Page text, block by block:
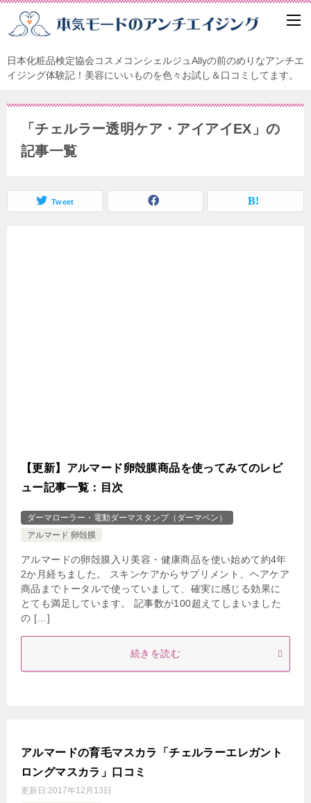
日本化粧品検定協会コスメコンシェルジュAllyの前のめりなアンチエ
イジング体験記！美容にいいものを色々お試し＆口コミしてます。
「チェルラー透明ケア・アイアイEX」の
記事一覧
Tweet
【更新】アルマード卵殻膜商品を使ってみてのレビ
ュー記事一覧：目次
ダーマローラー・電動ダーマスタンプ（ダーマペン）
アルマード 卵殻膜
アルマードの卵殻膜入り美容・健康商品を使い始めて約4年
2か月経ちました。 スキンケアからサプリメント、ヘアケア
商品までトータルで使っていまして、確実に感じる効果に
とても満足しています。 記事数が100超えてしまいました
の […]
続きを読む
アルマードの育毛マスカラ「チェルラーエレガント
ロングマスカラ」口コミ
更新日:2017年12月13日